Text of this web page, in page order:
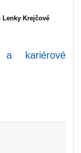
Krejčové
kariérové